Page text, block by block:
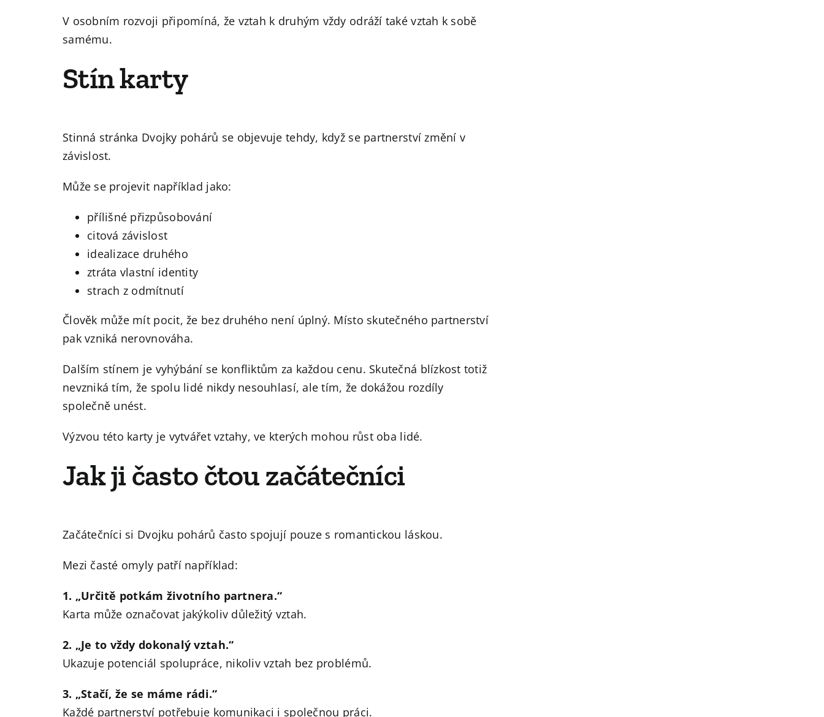
V osobním rozvoji připomíná, že vztah k druhým vždy odráží také vztah k sobě
samému.
Stín karty
Stinná stránka Dvojky pohárů se objevuje tehdy, když se partnerství změní v
závislost.
Může se projevit například jako:
přílišné přizpůsobování
citová závislost
idealizace druhého
ztráta vlastní identity
strach z odmítnutí
Člověk může mít pocit, že bez druhého není úplný. Místo skutečného partnerství
pak vzniká nerovnováha.
Dalším stínem je vyhýbání se konfliktům za každou cenu. Skutečná blízkost totiž
nevzniká tím, že spolu lidé nikdy nesouhlasí, ale tím, že dokážou rozdíly
společně unést.
Výzvou této karty je vytvářet vztahy, ve kterých mohou růst oba lidé.
Jak ji často čtou začátečníci
Začátečníci si Dvojku pohárů často spojují pouze s romantickou láskou.
Mezi časté omyly patří například:
1. „Určitě potkám životního partnera.“
Karta může označovat jakýkoliv důležitý vztah.
2. „Je to vždy dokonalý vztah.“
Ukazuje potenciál spolupráce, nikoliv vztah bez problémů.
3. „Stačí, že se máme rádi.“
Každé partnerství potřebuje komunikaci i společnou práci.